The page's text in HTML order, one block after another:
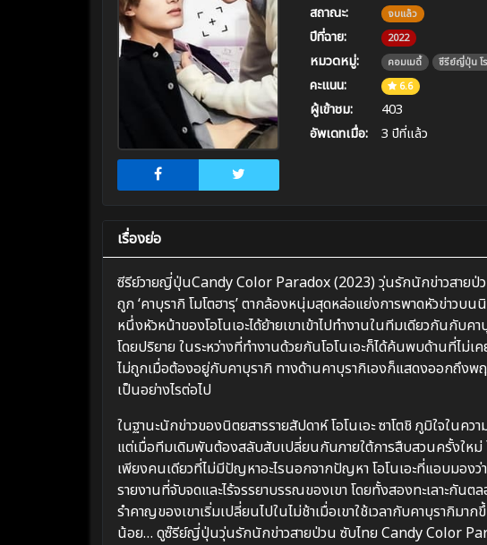
สถาณะ: จบแล้ว
ปีที่ฉาย: 2022
หมวดหมู่: คอมเมดี้ ซีรีย์ญี่ปุ่น โ
คะแนน: 6.6
ผู้เข้าชม:
403
อัพเดทเมื่อ:
3 ปีที่แล้ว
เรื่องย่อ
ซีรีย์วายญี่ปุ่นCandy Color Paradox (2023) วุ่นรักนักข่าวสายป่วน
ถูก ‘คาบุรากิ โมโตฮารุ’ ตากล้องหนุ่มสุดหล่อแย่งการพาดหัวข่าว
หนึ่งหัวหน้าของโอโนเอะได้ย้ายเขาเข้าไปทำงานในทีมเดียวกันกับ
โดยปริยาย ในระหว่างที่ทำงานด้วยกันโอโนเอะก็ได้ค้นพบด้านที่ไม่
ไม่ถูกเมื่อต้องอยู่กับคาบุรากิ ทางด้านคาบุรากิเองก็แสดงออกถึงพฤ
เป็นอย่างไรต่อไป
ในฐานะนักข่าวของนิตยสารรายสัปดาห์ โอโนเอะ ซาโตชิ ภูมิใจในค
แต่เมื่อทีมเดิมพันต้องสลับสับเปลี่ยนกันภายใต้การสืบสวนครั้งใหม่
เพียงคนเดียวที่ไม่มีปัญหาอะไรนอกจากปัญหา โอโนเอะที่แอบมอง
รายงานที่จับจดและไร้จรรยาบรรณของเขา โดยทั้งสองทะเลาะกันตล
รำคาญของเขาเริ่มเปลี่ยนไปในไม่ช้าเมื่อเขาใช้เวลากับคาบุรากิ
น้อย… ดูซ๊รีย์ญี่ปุ่นวุ่นรักนักข่าวสายป่วน ซับไทย Candy Color